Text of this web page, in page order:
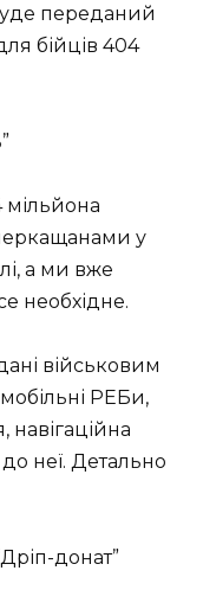
переданий
бійців 404
мільйона
у
а ми вже
необхідне.
військовим
РЕБи,
навігаційна
неї. Детально
донат”